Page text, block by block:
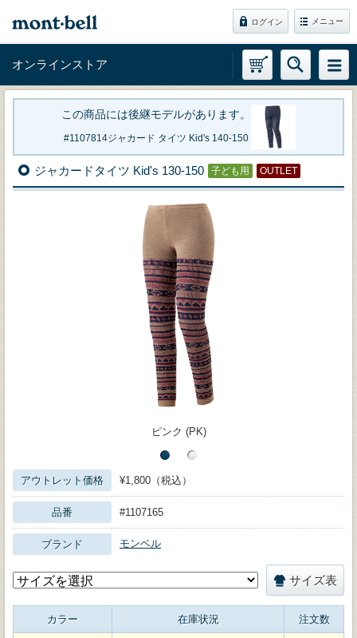
ログイン メニュー
オンラインストア
この商品には後継モデルがあります。
1107814ジャカード タイツ Kid's 140-150
ジャカードタイツ Kid's 130-150 子ども用 OUTLET
ピンク (PK)
アウトレット価格 ¥1,800（税込）
品番 #1107165
ブランド モンベル
サイズ表
カラー 在庫状況 注文数